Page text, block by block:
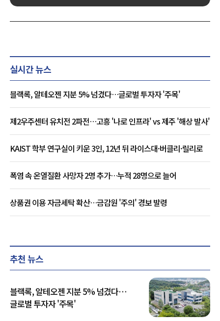
실시간 뉴스
블랙록, 알테오젠 지분 5% 넘겼다…글로벌 투자자 '주목'
제2우주센터 유치전 2파전…고흥 '나로 인프라' vs 제주 '해상 발사'
KAIST 학부 연구실이 키운 3인, 12년 뒤 라이스대·버클리·릴리로
폭염 속 온열질환 사망자 2명 추가…누적 28명으로 늘어
상품권 이용 자금세탁 확산…금감원 '주의' 경보 발령
추천 뉴스
블랙록, 알테오젠 지분 5% 넘겼다…
글로벌 투자자 '주목'